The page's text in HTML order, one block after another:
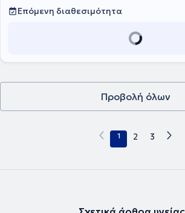
Επόμενη διαθεσιμότητα
Προβολή όλων
1 2 3